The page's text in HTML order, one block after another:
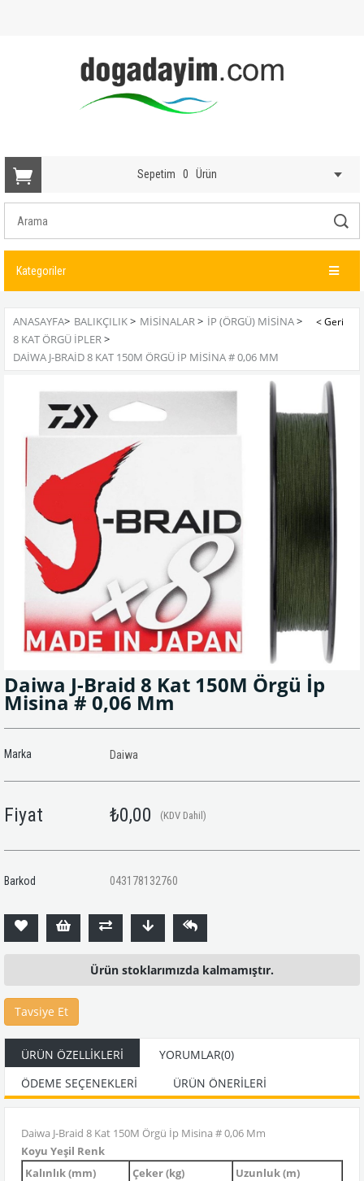
Sepetim 0 Ürün
Kategoriler
ANASAYFA> BALIKÇILIK> MISINALAR> İP (ÖRGÜ) MISINA>
8 KAT ÖRGÜ İPLER>
DAIWA J-BRAID 8 KAT 150M ÖRGÜ İP MISINA # 0,06 MM
Daiwa J-Braid 8 Kat 150M Örgü İp
Misina # 0,06 Mm
Marka Daiwa
Fiyat ₺0,00 (KDV Dahil)
Barkod 043178132760
Ürün stoklarımızda kalmamıştır.
Tavsiye Et
ÜRÜN ÖZELLIKLERI YORUMLAR(0)
ÖDEME SEÇENEKLERI
ÜRÜN ÖNERILERI
Daiwa J-Braid 8 Kat 150M Örgü İp Misina # 0,06 Mm
Koyu Yeşil Renk
Kalınlık (mm)
Çeker (kg)
Uzunluk (m)